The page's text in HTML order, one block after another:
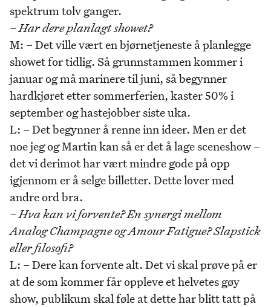
spektrum tolv ganger.
– Har dere planlagt showet?
M: – Det ville vært en bjørnetjeneste å planlegge
showet for tidlig. Så grunnstammen kommer i
januar og må marinere til juni, så begynner
hardkjøret etter sommerferien, kaster 50% i
september og hastejobber siste uka.
L: – Det begynner å renne inn ideer. Men er det
noe jeg og Martin kan så er det å lage sceneshow –
det vi derimot har vært mindre gode på opp
igjennom er å selge billetter. Dette lover med
andre ord bra.
– Hva kan vi forvente? En synergi mellom
Analog Champagne og Amour Fatigue? Slapstick
eller filosofi?
L: – Dere kan forvente alt. Det vi skal prøve på er
at de som kommer får oppleve et helvetes gøy
show, publikum skal føle at dette har blitt tatt på